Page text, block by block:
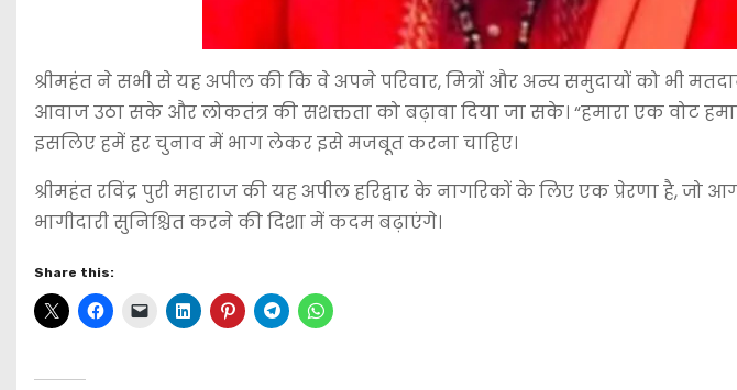
श्रीमहंत ने सभी से यह अपील की कि वे अपने परिवार, मित्रों और अन्य समुदायों को भी
आवाज उठा सके और लोकतंत्र की सशक्तता को बढ़ावा दिया जा सके। “हमारा एक वोट
इसलिए हमें हर चुनाव में भाग लेकर इसे मजबूत करना चाहिए।
श्रीमहंत रविंद्र पुरी महाराज की यह अपील हरिद्वार के नागरिकों के लिए एक प्रेरणा है,
भागीदारी सुनिश्चित करने की दिशा में कदम बढ़ाएंगे।
Share this: